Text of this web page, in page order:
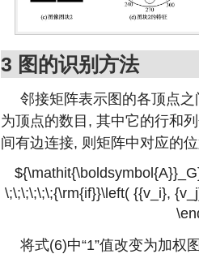
3 图的识别方法
邻接矩阵表示图的各顶点
为顶点的数目, 其中它的行和
间有边连接, 则矩阵中对应的
\;\;\;\;\;\;{\rm{if}}\left( {{v_i},
将式(6)中“1”值改变为加权